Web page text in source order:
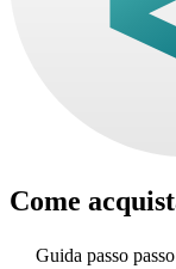
Come
Guida passo passo